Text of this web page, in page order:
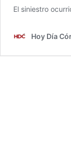
El siniestro
Hoy Día